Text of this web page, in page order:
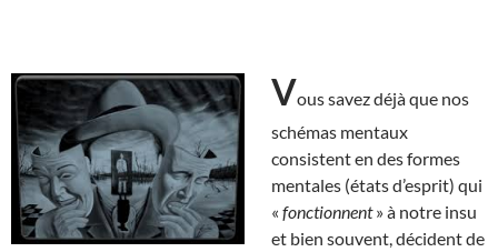
Vous savez déjà que nos
schémas mentaux
consistent en des formes
mentales (états d’esprit) qui
« fonctionnent» à notre insu
et bien souvent, décident de